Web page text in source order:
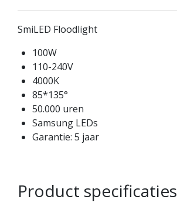
SmiLED Floodlight
100W
110-240V
4000K
85*135°
50.000 uren
Samsung LEDs
Garantie: 5 jaar
Product specificaties